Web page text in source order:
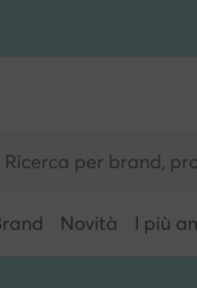
Novità I più